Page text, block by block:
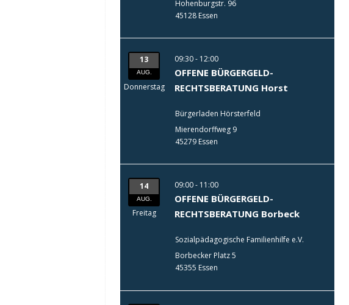
Hohenburgstr. 96
45128 Essen
13
AUG.
Donnerstag
09:30 - 12:00
OFFENE BÜRGERGELD-
RECHTSBERATUNG Horst
Bürgerladen Hörsterfeld
Mierendorffweg 9
45279 Essen
14
AUG.
Freitag
09:00 - 11:00
OFFENE BÜRGERGELD-
RECHTSBERATUNG Borbeck
Sozialpädagogische Familienhilfe e.V.
Borbecker Platz 5
45355 Essen